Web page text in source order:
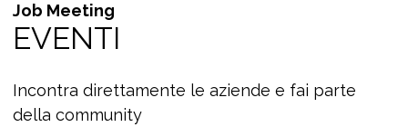
Job Meeting
EVENTI
Incontra direttamente le aziende e fai parte
della community